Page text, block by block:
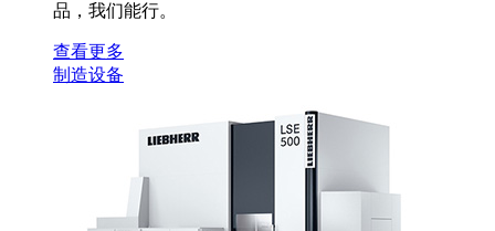
品，我们能行。
查看更多
制造设备